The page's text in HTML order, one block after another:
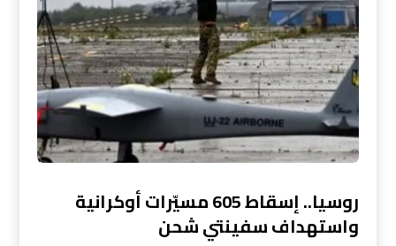
روسيا.. إسقاط 605 مسيّرات أوكرانية
واستهداف سفينتي شحن